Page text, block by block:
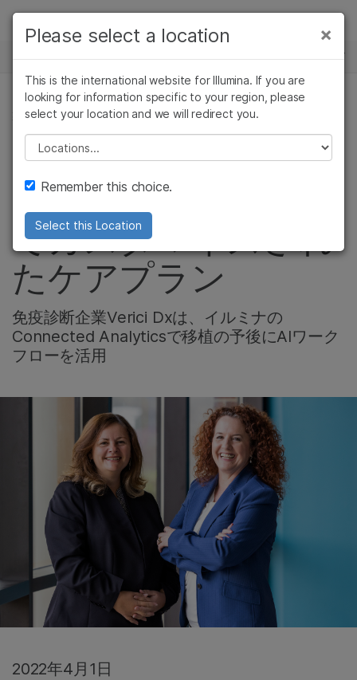
Skip to content
ソリューション
ラーニング
企業情報
サポート
お気に入りの分野を選択
ニュースセンター
製品
腎移植レシピエント
にとって、より正確
でカスタマイズされ
たケアプラン
免疫診断企業Verici Dxは、イルミナの
Connected Analyticsで移植の予後にAIワーク
フローを活用
2022年4月1日
×
Please select a location
This is the international website for Illumina. If you are
looking for information specific to your region, please
select your location and we will redirect you.
Please select a location
Remember this choice.
Select this Location
×
がん研究
微生物研究
農学研究
複雑な疾患
臨床オンコロジー
生殖医学
患研究